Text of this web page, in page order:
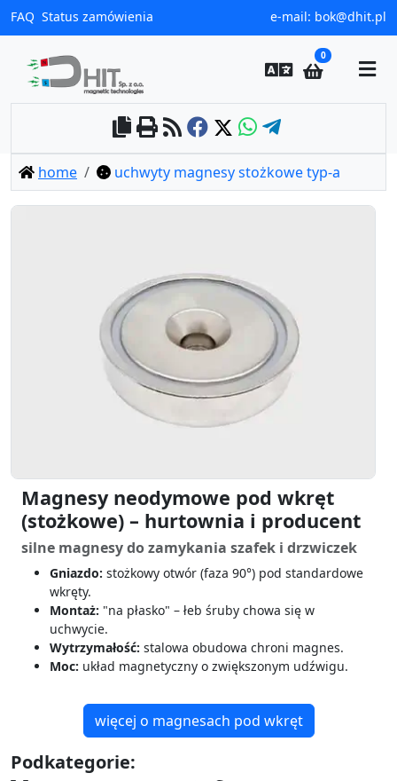
FAQ Status zamówienia e-mail: bok@dhit.pl
0
home uchwyty magnesy stożkowe typ-a
Magnesy neodymowe pod wkręt
(stożkowe) – hurtownia i producent
silne magnesy do zamykania szafek i drzwiczek
Gniazdo: stożkowy otwór (faza 90°) pod standardowe
wkręty.
Montaż: "na płasko" – łeb śruby chowa się w
uchwycie.
Wytrzymałość: stalowa obudowa chroni magnes.
Moc: układ magnetyczny o zwiększonym udźwigu.
więcej o magnesach pod wkręt
Podkategorie: